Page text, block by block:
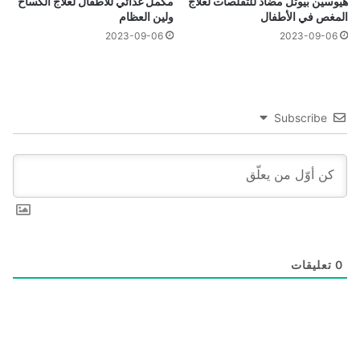
المغص في الأطفال
2023-09-06
ولين العظام
2023-09-06
Subscribe
0 تعليقات